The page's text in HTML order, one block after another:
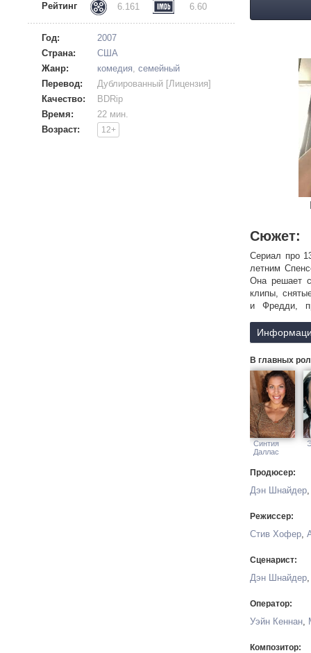
Рейтинг 6.161 6.60
Год:
2007
Страна:
США
Жанр:
комедия, семейный
Перевод:
Дублированный [Лицензия]
Качество:
BDRip
Время:
22 мин.
Возраст:
12+
Сюжет:
Сериал про
летним
Она решает
клипы,
и Фредди,
В главных
Синтия
Даллас
Продюсер:
Дэн Шнайдер
Режиссер:
Стив Хофер,
Сценарист:
Дэн Шнайдер
Оператор:
Уэйн Кеннан,
Композитор: